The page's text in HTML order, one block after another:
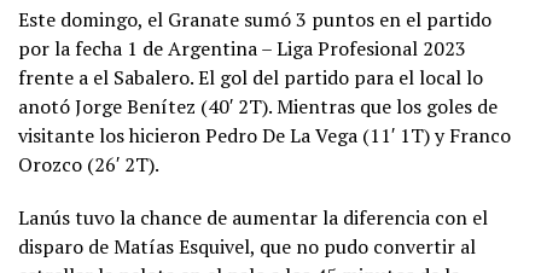
Este domingo, el Granate sumó 3 puntos en el partido
por la fecha 1 de Argentina – Liga Profesional 2023
frente a el Sabalero. El gol del partido para el local lo
anotó Jorge Benítez (40′ 2T). Mientras que los goles de
visitante los hicieron Pedro De La Vega (11′ 1T) y Franco
Orozco (26′ 2T).
Lanús tuvo la chance de aumentar la diferencia con el
disparo de Matías Esquivel, que no pudo convertir al